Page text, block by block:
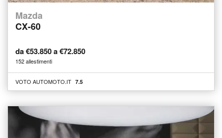
Mazda
CX-60
da €53.850 a €72.850
152 allestimenti
VOTO AUTOMOTO.IT 7.5